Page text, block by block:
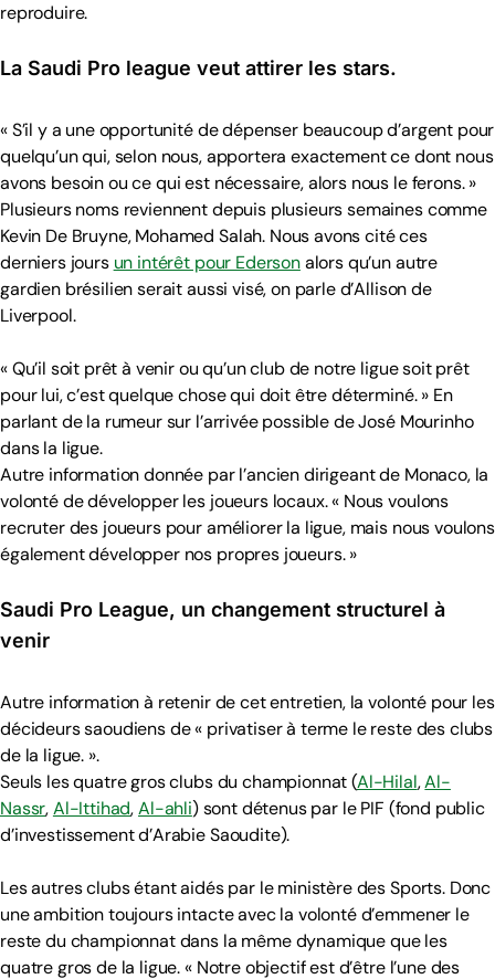
reproduire.
La Saudi Pro league veut attirer les stars.
« S’il y a une opportunité de dépenser beaucoup d’argent pour
quelqu’un qui, selon nous, apportera exactement ce dont nous
avons besoin ou ce qui est nécessaire, alors nous le ferons. »
Plusieurs noms reviennent depuis plusieurs semaines comme
Kevin De Bruyne, Mohamed Salah. Nous avons cité ces
derniers jours un intérêt pour Edersonalors qu’un autre
gardien brésilien serait aussi visé, on parle d’Allison de
Liverpool.
« Qu’il soit prêt à venir ou qu’un club de notre ligue soit prêt
pour lui, c’est quelque chose qui doit être déterminé. » En
parlant de la rumeur sur l’arrivée possible de José Mourinho
dans la ligue.
Autre information donnée par l’ancien dirigeant de Monaco, la
volonté de développer les joueurs locaux. « Nous voulons
recruter des joueurs pour améliorer la ligue, mais nous voulons
également développer nos propres joueurs. »
Saudi Pro League, un changement structurel à
venir
Autre information à retenir de cet entretien, la volonté pour les
décideurs saoudiens de « privatiser à terme le reste des clubs
de la ligue. ».
Seuls les quatre gros clubs du championnat (Al-Hilal,Al-
Nassr,Al-Ittihad,Al-ahli) sont détenus par le PIF (fond public
d’investissement d’Arabie Saoudite).
Les autres clubs étant aidés par le ministère des Sports. Donc
une ambition toujours intacte avec la volonté d’emmener le
reste du championnat dans la même dynamique que les
quatre gros de la ligue. « Notre objectif est d’être l’une des